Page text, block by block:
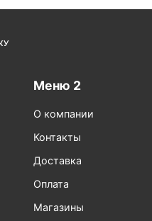
Меню 2
О компании
Контакты
Доставка
Оплата
Магазины